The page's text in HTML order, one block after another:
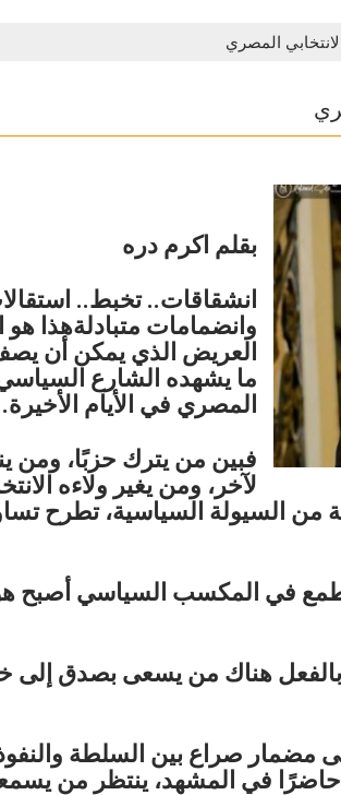
المصري
بقلم اكرم دره
انشقاقات.. تخبط..
وانضمامات متبادلةهذا هو
العريض الذي يمكن أن
ما يشهده الشارع
المصري في الأيام الأخيرة.
فبين من يترك حزبًا، ومن
لآخر، ومن يغير ولاءه
من السيولة السياسية، تطرح
في المكسب السياسي أصبح
هناك من يسعى بصدق إلى
مضمار صراع بين السلطة
في المشهد، ينتظر من